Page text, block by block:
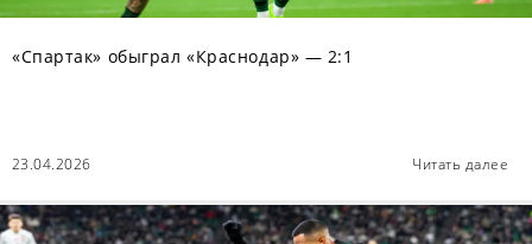
«Спартак» обыграл «Краснодар» — 2:1
23.04.2026 Читать далее